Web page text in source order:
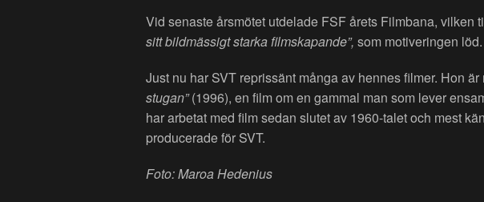
Vid senaste årsmötet utdelade FSF årets Filmbana, vilken
sitt bildmässigt starka filmskapande”, som motiveringen löd.
Just nu har SVT reprissänt många av hennes filmer. Hon
stugan”(1996), en film om en gammal man som lever
har arbetat med film sedan slutet av 1960-talet och mest
producerade för SVT.
Foto: Maroa Hedenius